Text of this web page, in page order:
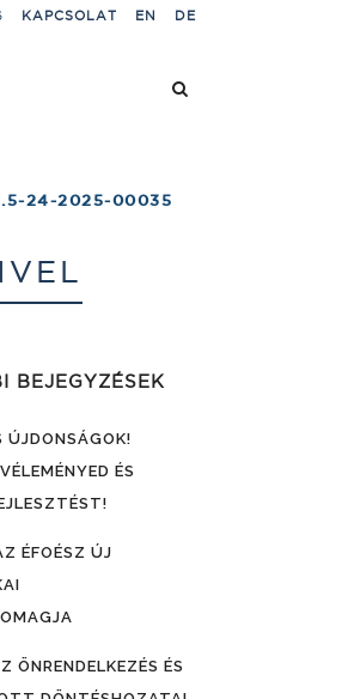
KAPCSOLAT EN DE
24-2025-00035
BEJEGYZÉSEK
ÚJDONSÁGOK!
ÉS
ÉFOÉSZ ÚJ
ÖNRENDELKEZÉS ÉS